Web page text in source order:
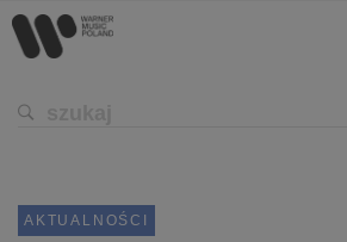
AKTUALNOŚCI